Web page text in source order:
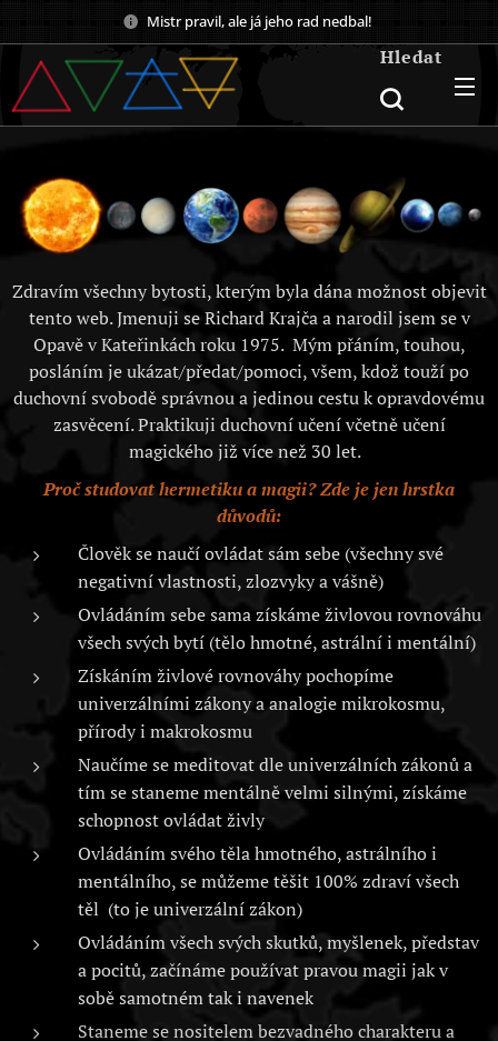
Mistr pravil, ale já jeho rad nedbal!
Hledat
Zdravím všechny bytosti, kterým byla dána možnost objevit
tento web. Jmenuji se Richard Krajča a narodil jsem se v
Opavě v Kateřinkách roku 1975. Mým přáním, touhou,
posláním je ukázat/předat/pomoci, všem, kdož touží po
duchovní svobodě správnou a jedinou cestu k opravdovému
zasvěcení. Praktikuji duchovní učení včetně učení
magického již více než 30 let.
Proč studovat hermetiku a magii? Zde je jen hrstka
důvodů:
Člověk se naučí ovládat sám sebe (všechny své
negativní vlastnosti, zlozvyky a vášně)
Ovládáním sebe sama získáme živlovou rovnováhu
všech svých bytí (tělo hmotné, astrální i mentální)
Získáním živlové rovnováhy pochopíme
univerzálními zákony a analogie mikrokosmu,
přírody i makrokosmu
Naučíme se meditovat dle univerzálních zákonů a
tím se staneme mentálně velmi silnými, získáme
schopnost ovládat živly
Ovládáním svého těla hmotného, astrálního i
mentálního, se můžeme těšit 100% zdraví všech
těl (to je univerzální zákon)
Ovládáním všech svých skutků, myšlenek, představ
a pocitů, začínáme používat pravou magii jak v
sobě samotném tak i navenek
Staneme se nositelem bezvadného charakteru a